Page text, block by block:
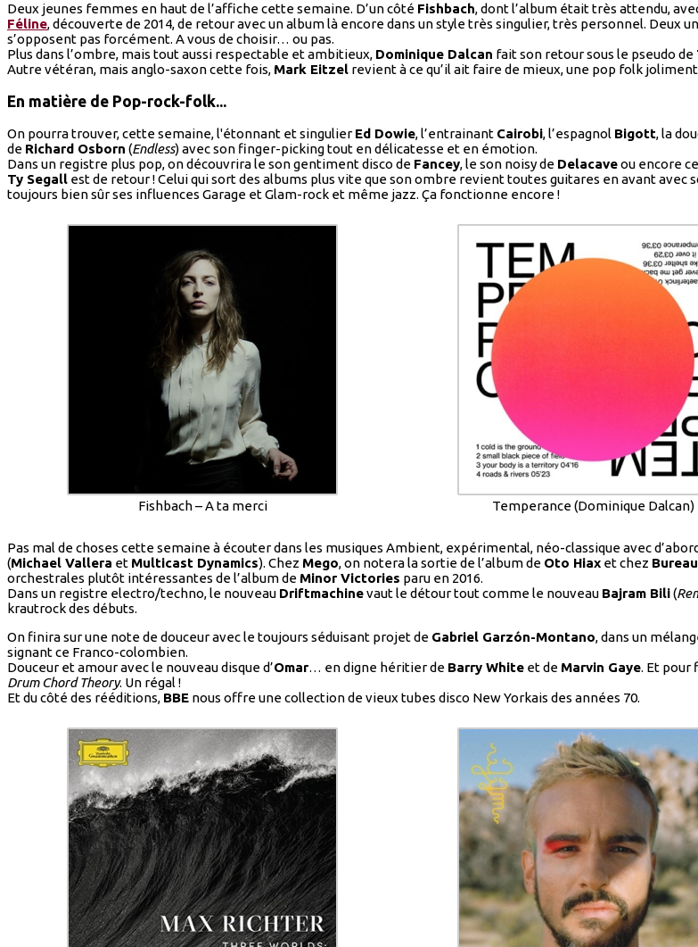
Deux jeunes femmes en haut de l’affiche cette semaine. D’un côté Fishbach, dont l’album était très attendu,
Féline, découverte de 2014, de retour avec un album là encore dans un style très singulier, très personnel. Deux
s’opposent pas forcément. A vous de choisir… ou pas.
Plus dans l’ombre, mais tout aussi respectable et ambitieux, Dominique Dalcan fait son retour sous le pseudo de
Autre vétéran, mais anglo-saxon cette fois, Mark Eitzel revient à ce qu’il ait faire de mieux, une pop folk
En matière de Pop-rock-folk...
On pourra trouver, cette semaine, l'étonnant et singulierEd Dowie, l’entrainant Cairobi, l’espagnol Bigott, la
de Richard Osborn (Endless) avec son finger-picking tout en délicatesse et en émotion.
Dans un registre plus pop, on découvrira le son gentiment disco de Fancey, le son noisy de Delacaveou encore
Ty Segall est de retour ! Celui qui sort des albums plus vite que son ombre revient toutes guitares en avant avec
toujours bien sûr ses influences Garage et Glam-rock et même jazz. Ça fonctionne encore !
Fishbach – A ta merci Temperance (Dominique Dalcan)
Pas mal de choses cette semaine à écouter dans les musiques Ambient, expérimental, néo-classique avec
(Michael Vallera et Multicast Dynamics). Chez Mego, on notera la sortie de l’album de Oto Hiax et chez
orchestrales plutôt intéressantes de l’album de Minor Victories paru en 2016.
Dans un registre electro/techno, le nouveau Driftmachinevaut le détour tout comme le nouveau Bajram Bili(
krautrock des débuts.
On finira sur une note de douceur avec le toujours séduisant projet de Gabriel Garzón-Montano, dans un
signant ce Franco-colombien.
Douceur et amour avec le nouveau disque d’Omar… en digne héritier de Barry White et de Marvin Gaye. Et pour
Drum Chord Theory. Un régal !
Et du côté des rééditions, BBE nous offre une collection de vieux tubes disco New Yorkais des années 70.